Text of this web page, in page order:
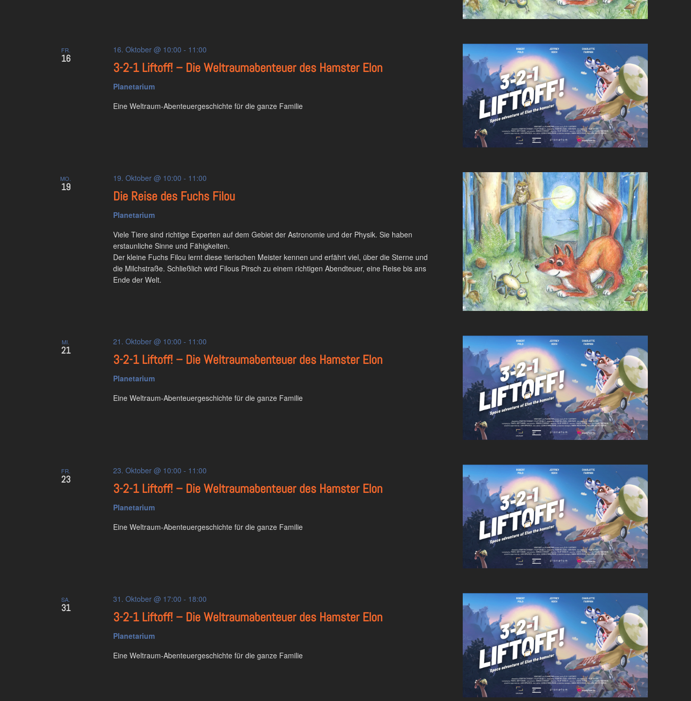
FR.
16
16. Oktober @ 10:00 - 11:00
3-2-1 Liftoff! – Die Weltraumabenteuer des Hamster Elon
Planetarium
Eine Weltraum-Abenteuergeschichte für die ganze Familie
MO.
19
19. Oktober @ 10:00 - 11:00
Die Reise des Fuchs Filou
Planetarium
Viele Tiere sind richtige Experten auf dem Gebiet der Astronomie und der Physik. Sie haben
erstaunliche Sinne und Fähigkeiten.
Der kleine Fuchs Filou lernt diese tierischen Meister kennen und erfährt viel, über die Sterne und
die Milchstraße. Schließlich wird Filous Pirsch zu einem richtigen Abendteuer, eine Reise bis ans
Ende der Welt.
MI.
21
21. Oktober @ 10:00 - 11:00
3-2-1 Liftoff! – Die Weltraumabenteuer des Hamster Elon
Planetarium
Eine Weltraum-Abenteuergeschichte für die ganze Familie
FR.
23
23. Oktober @ 10:00 - 11:00
3-2-1 Liftoff! – Die Weltraumabenteuer des Hamster Elon
Planetarium
Eine Weltraum-Abenteuergeschichte für die ganze Familie
SA.
31
31. Oktober @ 17:00 - 18:00
3-2-1 Liftoff! – Die Weltraumabenteuer des Hamster Elon
Planetarium
Eine Weltraum-Abenteuergeschichte für die ganze Familie